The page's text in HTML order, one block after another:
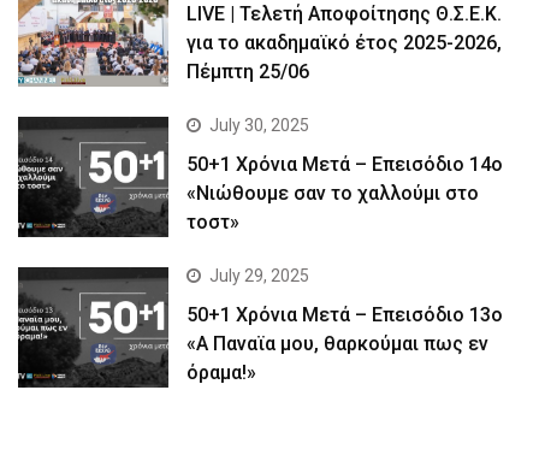
LIVE | Τελετή Αποφοίτησης Θ.Σ.Ε.Κ.
για το ακαδημαϊκό έτος 2025-2026,
Πέμπτη 25/06
July 30, 2025
50+1 Χρόνια Μετά – Επεισόδιο 14ο
«Νιώθουμε σαν το χαλλούμι στο
τοστ»
July 29, 2025
50+1 Χρόνια Μετά – Επεισόδιο 13ο
«Α Παναϊα μου, θαρκούμαι πως εν
όραμα!»